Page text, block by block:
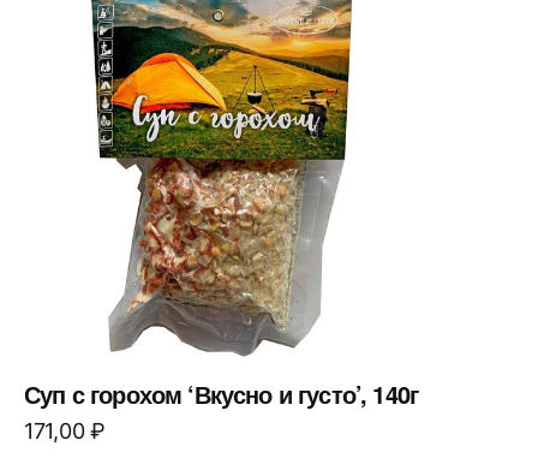
Суп с горохом ‘Вкусно и густо’, 140г
171,00₽